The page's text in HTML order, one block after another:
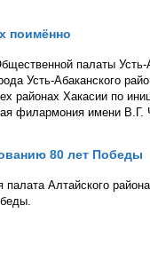
поимённо
палаты
Усть-Абаканского
районах Хакасии по
филармония имени В.Г.
80 лет Победы
Алтайского